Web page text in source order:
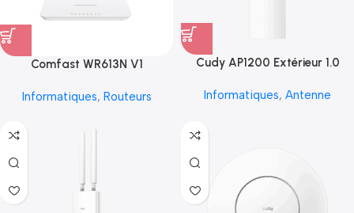
Comfast WR613N V1
Informatiques, Routeurs
Cudy AP1200 Extérieur 1.0
Informatiques, Antenne